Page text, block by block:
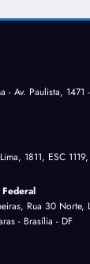
- Av. Paulista,
1811, ESC
Rua 30
- Brasília - DF